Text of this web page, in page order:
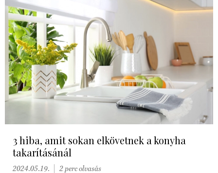
3 hiba, amit sokan elkövetnek a konyha
takarításánál
2024.05.19. 2 perc olvasás